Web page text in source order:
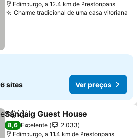
Edimburgo, a 12.4 km de Prestonpans
Charme tradicional de uma casa vitoriana
6 sites Ver preços
PartilharAdicionar aos favoritos
Sandaig Guest House
8,6 Excelente
2.033
Edimburgo, a 11.4 km de Prestonpans